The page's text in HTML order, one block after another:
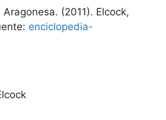
(2011). Elcock,
enciclopedia-